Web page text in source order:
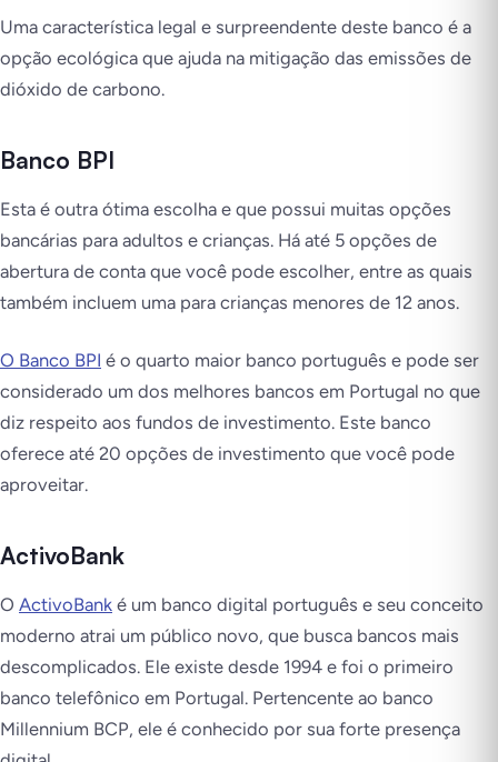
Uma característica legal e surpreendente deste banco é a
opção ecológica que ajuda na mitigação das emissões de
dióxido de carbono.
Banco BPI
Esta é outra ótima escolha e que possui muitas opções
bancárias para adultos e crianças. Há até 5 opções de
abertura de conta que você pode escolher, entre as quais
também incluem uma para crianças menores de 12 anos.
O Banco BPI é o quarto maior banco português e pode ser
considerado um dos melhores bancos em Portugal no que
diz respeito aos fundos de investimento. Este banco
oferece até 20 opções de investimento que você pode
aproveitar.
ActivoBank
O ActivoBank é um banco digital português e seu conceito
moderno atrai um público novo, que busca bancos mais
descomplicados. Ele existe desde 1994 e foi o primeiro
banco telefônico em Portugal. Pertencente ao banco
Millennium BCP, ele é conhecido por sua forte presença